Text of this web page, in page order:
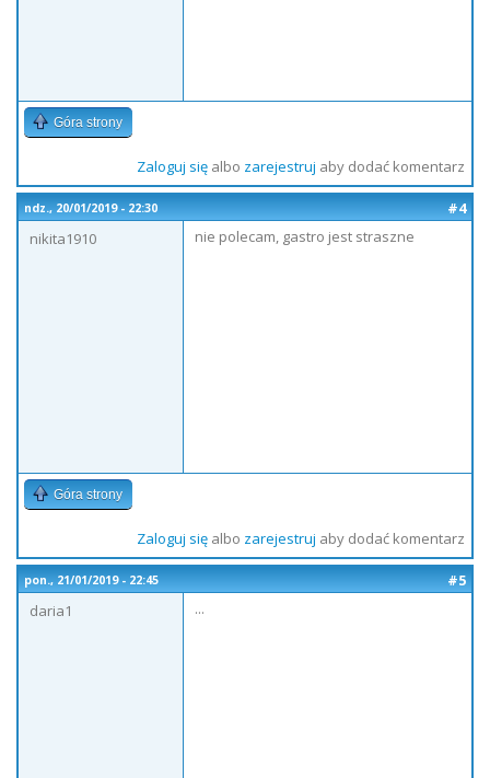
Góra strony
Zaloguj sięalbo zarejestruj aby dodać komentarz
ndz., 20/01/2019 - 22:30
#4
nikita1910
nie polecam, gastro jest straszne
Góra strony
Zaloguj sięalbo zarejestruj aby dodać komentarz
pon., 21/01/2019 - 22:45
#5
daria1
...